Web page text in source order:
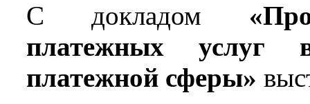
С докладом
платежных услуг
платежной сферы»